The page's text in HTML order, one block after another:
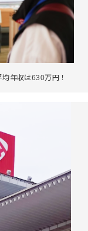
年収は630万円！